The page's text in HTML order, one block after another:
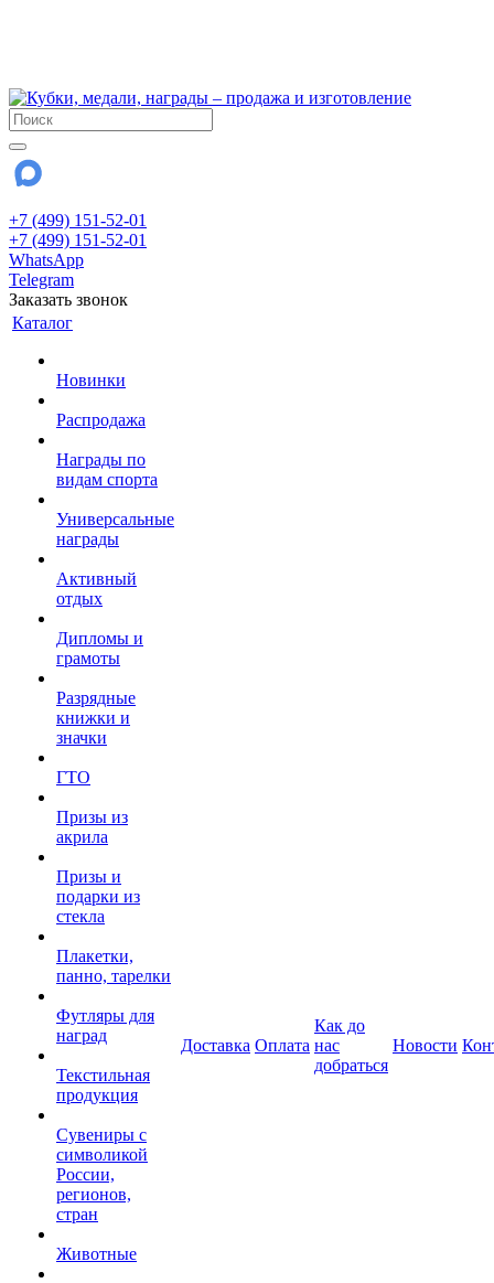
+7 (499) 151-52-01
+7 (499) 151-52-01
WhatsApp
Telegram
Заказать звонок
Каталог
Новинки
Распродажа
Награды по
видам спорта
Универсальные
награды
Активный
отдых
Дипломы и
грамоты
Разрядные
книжки и
значки
ГТО
Призы из
акрила
Призы и
подарки из
стекла
Плакетки,
панно, тарелки
Футляры для
наград
Текстильная
продукция
Сувениры с
символикой
России,
регионов,
стран
Животные
Доставка Оплата
Как до
нас
добраться
Новости